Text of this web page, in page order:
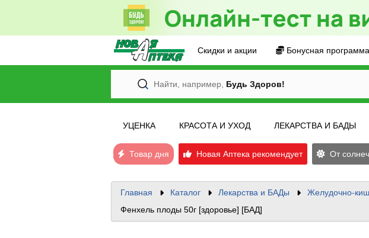
Скидки и акции Бонусная программа
Найти, например, Будь Здоров!
УЦЕНКА КРАСОТА И УХОД ЛЕКАРСТВА И БАДЫ
Товар дня Новая Аптека рекомендует От
Главная Каталог Лекарства и БАДы Желудочно-
Фенхель плоды 50г [здоровье] [БАД]